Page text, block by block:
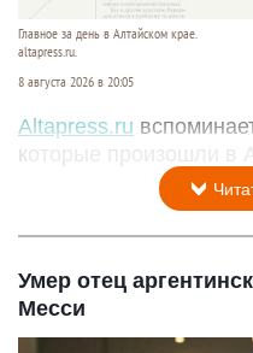
Главное за день в Алтайском крае.
altapress.ru.
8 августа 2026 в 20:05
Altapress.ru
которые произошли в
Умер отец
Месси